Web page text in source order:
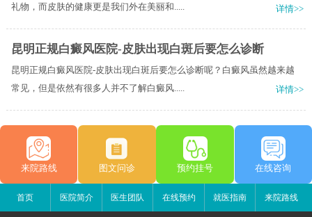
礼物，而皮肤的健康更是我们外在美丽和.....
详情>>
昆明正规白癜风医院-皮肤出现白斑后要怎么诊断
昆明正规白癜风医院-皮肤出现白斑后要怎么诊断呢？白癜风虽然越来越
常见，但是依然有很多人并不了解白癜风.....
详情>>
来院路线 图文问诊 预约挂号 在线咨询
首页 医院简介 医生团队 在线预约 就医指南 来院路线